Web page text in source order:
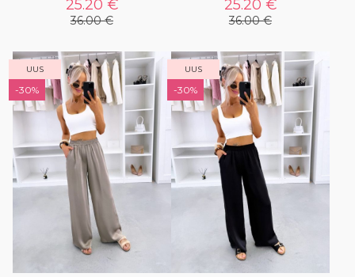
25.20 €
36.00 €
25.20 €
36.00 €
UUS
-30%
UUS
-30%